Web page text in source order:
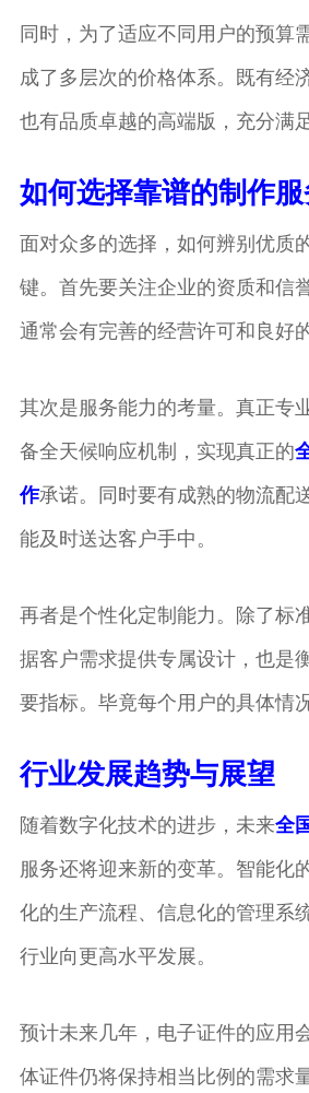
同时，为了适应不同用户的预算
成了多层次的价格体系。既有经
也有品质卓越的高端版，充分满
如何选择靠谱的制作
面对众多的选择，如何辨别优质
键。首先要关注企业的资质和信
通常会有完善的经营许可和良好
其次是服务能力的考量。真正专
备全天候响应机制，实现真正的
作承诺。同时要有成熟的物流配
能及时送达客户手中。
再者是个性化定制能力。除了标
据客户需求提供专属设计，也是
要指标。毕竟每个用户的具体情
行业发展趋势与展望
随着数字化技术的进步，未来全
服务还将迎来新的变革。智能化
化的生产流程、信息化的管理系
行业向更高水平发展。
预计未来几年，电子证件的应用
体证件仍将保持相当比例的需求